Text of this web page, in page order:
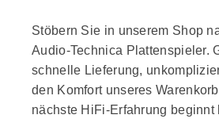
Stöbern Sie in unserem Shop
Audio-Technica Plattenspieler.
schnelle Lieferung,
den Komfort unseres
nächste HiFi-Erfahrung beginnt